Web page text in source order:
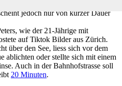
jedoch nur von kurzer Dauer
wie der 21-Jährige mit
auf Tiktok Bilder aus Zürich.
über den See, liess sich vor dem
ablichten oder stellte sich mit einem
Auch in der Bahnhofstrasse soll
20 Minuten.